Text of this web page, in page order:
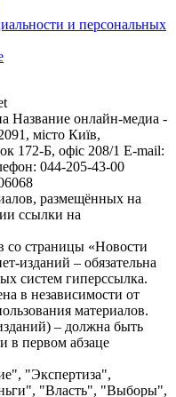
и персональных
Название онлайн-медиа -
місто Київ,
Б, офіс 208/1 E-mail:
044-205-43-00
размещённых на
ссылки на
со страницы «Новости
изданий – обязательна
систем гиперссылка.
в независимости от
материалов.
– должна быть
в первом абзаце
"Экспертиза",
"Власть", "Выборы",